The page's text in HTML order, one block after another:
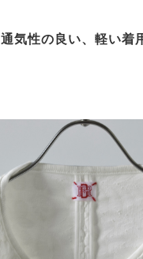
通気性の良い、軽い着